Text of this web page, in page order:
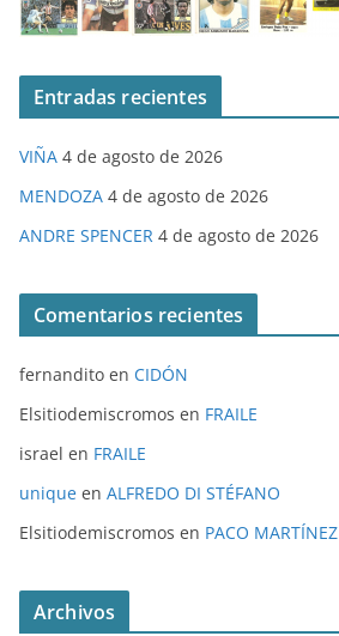
Entradas recientes
VIÑA 4 de agosto de 2026
MENDOZA 4 de agosto de 2026
ANDRE SPENCER 4 de agosto de 2026
Comentarios recientes
fernandito en CIDÓN
Elsitiodemiscromos en FRAILE
israel en FRAILE
unique en ALFREDO DI STÉFANO
Elsitiodemiscromos en PACO MARTÍNEZ
Archivos